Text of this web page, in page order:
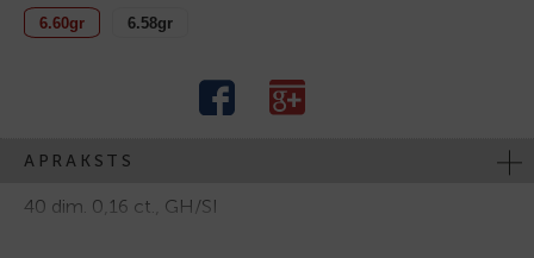
6.60gr 6.58gr
APRAKSTS
40 dim. 0,16 ct., GH/SI